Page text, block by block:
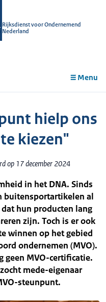
Rijksdienst voor Ondernemend
Nederland
Menu
hielp ons
kiezen"
op 17 december 2024
in het DNA. Sinds
buitensportartikelen al
hun producten lang
zijn. Toch is er ook
winnen op het gebied
ondernemen (MVO).
geen MVO-certificatie.
mede-eigenaar
steunpunt.